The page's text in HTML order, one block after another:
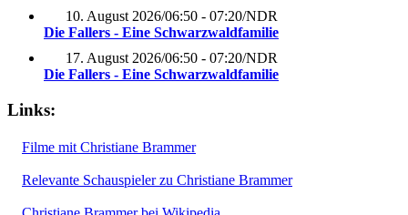
10. August 2026/06:50 - 07:20/NDR
Die Fallers - Eine Schwarzwaldfamilie
17. August 2026/06:50 - 07:20/NDR
Die Fallers - Eine Schwarzwaldfamilie
Links:
Filme mit Christiane Brammer
Relevante Schauspieler zu Christiane Brammer